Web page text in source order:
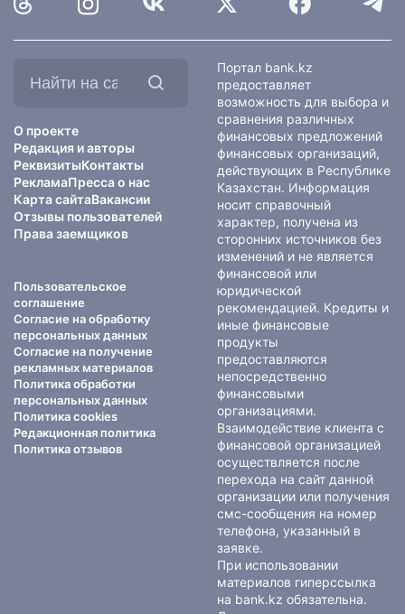
О проекте
Редакция и авторы
РеквизитыКонтакты
РекламаПресса о нас
Карта сайтаВакансии
Отзывы пользователей
Права заемщиков
Пользовательское
соглашение
Согласие на обработку
персональных данных
Согласие на получение
рекламных материалов
Политика обработки
персональных данных
Политика cookies
Редакционная политика
Политика отзывов
Портал bank.kz
предоставляет
возможность для выбора и
сравнения различных
финансовых предложений
финансовых организаций,
действующих в Республике
Казахстан. Информация
носит справочный
характер, получена из
сторонних источников без
изменений и не является
финансовой или
юридической
рекомендацией. Кредиты и
иные финансовые
продукты
предоставляются
непосредственно
финансовыми
организациями.
Взаимодействие клиента с
финансовой организацией
осуществляется после
перехода на сайт данной
организации или получения
смс-сообщения на номер
телефона, указанный в
заявке.
При использовании
материалов гиперссылка
на bank.kz обязательна.